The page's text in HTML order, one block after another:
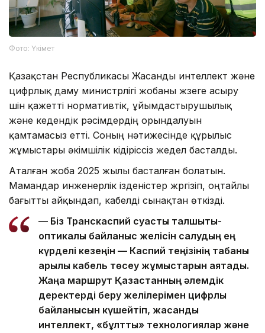
Фото: Үкімет
Қазақстан Республикасы Жасанды интеллект және
цифрлық даму министрлігі жобаны жүзеге асыру
үшін қажетті нормативтік, ұйымдастырушылық
және кедендік рәсімдердің орындалуын
қамтамасыз етті. Соның нәтижесінде құрылыс
жұмыстары әкімшілік кідіріссіз жедел басталды.
Аталған жоба 2025 жылы басталған болатын.
Мамандар инженерлік ізденістер жүргізіп, оңтайлы
бағытты айқындап, кабелді сынақтан өткізді.
— Біз Транскаспий суасты талшықты-
оптикалық байланыс желісін салудың ең
күрделі кезеңін — Каспий теңізінің табаны
арқылы кабель төсеу жұмыстарын аяқтадық.
Жаңа маршрут Қазақстанның әлемдік
деректерді беру желілерімен цифрлық
байланысын күшейтіп, жасанды
интеллект, «бұлтты» технологиялар және